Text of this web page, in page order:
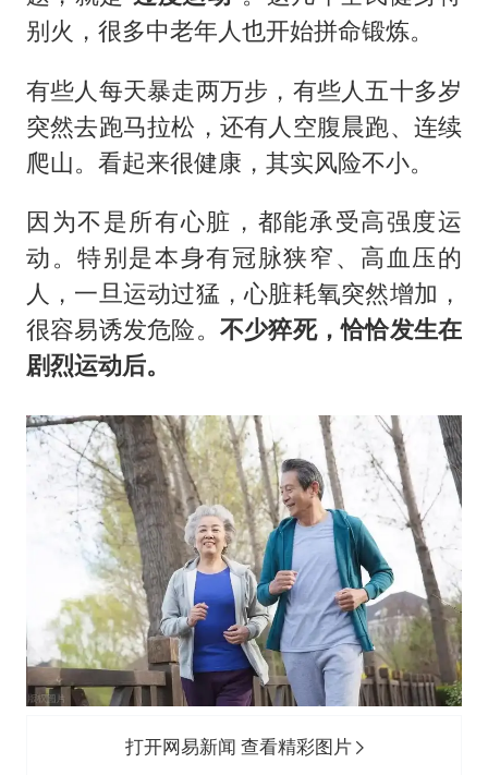
别火，很多中老年人也开始拼命锻炼。
有些人每天暴走两万步，有些人五十多岁
突然去跑马拉松，还有人空腹晨跑、连续
爬山。看起来很健康，其实风险不小。
因为不是所有心脏，都能承受高强度运
动。特别是本身有冠脉狭窄、高血压的
人，一旦运动过猛，心脏耗氧突然增加，
很容易诱发危险。 不少猝死，恰恰发生在
剧烈运动后。
打开网易新闻 查看精彩图片